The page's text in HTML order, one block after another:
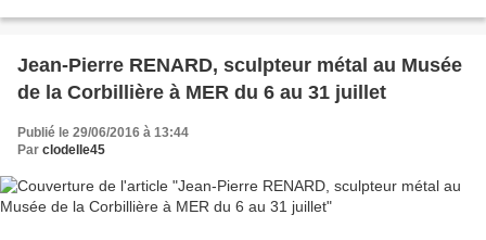
Jean-Pierre RENARD, sculpteur métal au Musée
de la Corbillière à MER du 6 au 31 juillet
Publié le 29/06/2016 à 13:44
Par clodelle45